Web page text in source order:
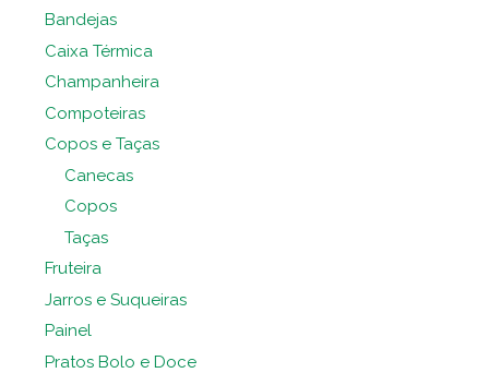
Bandejas
Caixa Térmica
Champanheira
Compoteiras
Copos e Taças
Canecas
Copos
Taças
Fruteira
Jarros e Suqueiras
Painel
Pratos Bolo e Doce